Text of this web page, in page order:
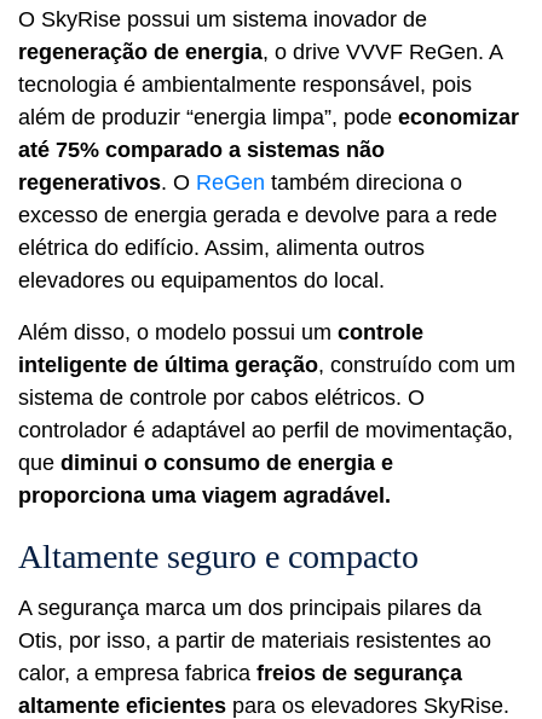
O SkyRise possui um sistema inovador de
regeneração de energia, o drive VVVF ReGen. A
tecnologia é ambientalmente responsável, pois
além de produzir “energia limpa”, pode economizar
até 75% comparado a sistemas não
regenerativos. O ReGen também direciona o
excesso de energia gerada e devolve para a rede
elétrica do edifício. Assim, alimenta outros
elevadores ou equipamentos do local.
Além disso, o modelo possui um controle
inteligente de última geração, construído com um
sistema de controle por cabos elétricos. O
controlador é adaptável ao perfil de movimentação,
que diminui o consumo de energia e
proporciona uma viagem agradável.
Altamente seguro e compacto
A segurança marca um dos principais pilares da
Otis, por isso, a partir de materiais resistentes ao
calor, a empresa fabrica freios de segurança
altamente eficientes para os elevadores SkyRise.